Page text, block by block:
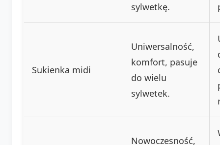
sylwetkę.
Sukienka midi
Uniwersalność,
komfort, pasuje
do wielu
sylwetek.
Nowoczesność,